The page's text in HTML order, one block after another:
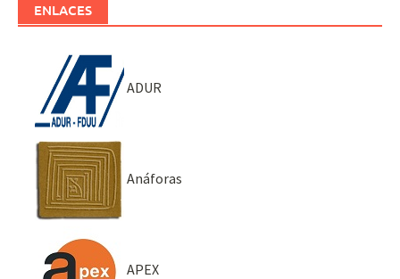
ENLACES
ADUR
Anáforas
APEX